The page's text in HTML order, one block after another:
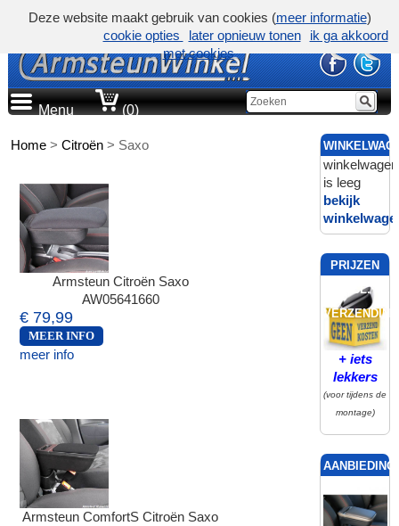
Menu (0)
Home> Citroën> Saxo
Armsteun Citroën Saxo
AW05641660
€ 79,99
MEER INFO
meer info
Armsteun ComfortS Citroën Saxo
winkelwagen
is leeg
bekijk
PRIJZEN
INCL.
VERZENDING
+ iets
lekkers
(voor tijdens de
montage)
Deze website maakt gebruik van cookies (meer informatie)
cookie opties
later opnieuw tonen
ik ga akkoord
met cookies